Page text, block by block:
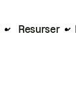
Resurser